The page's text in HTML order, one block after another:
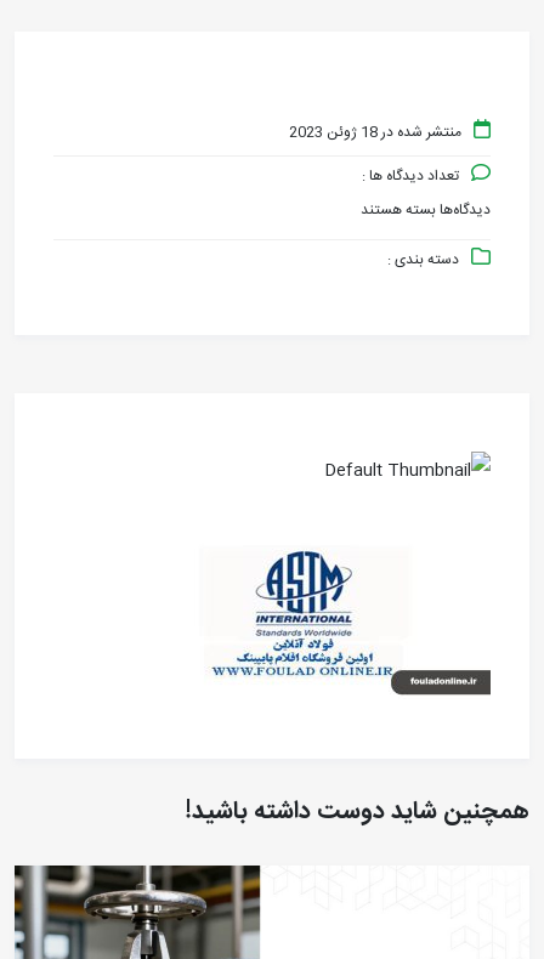
منتشر شده در 18 ژوئن 2023
تعداد دیدگاه ها :
دیدگاه‌ها
برای
fouladonline.ir
بسته هستند
دسته بندی :
همچنین شاید دوست داشته باشید!